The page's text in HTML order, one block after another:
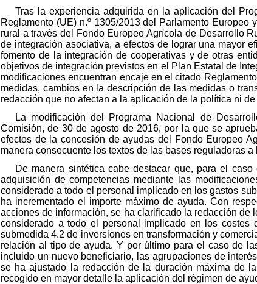
Tras la experiencia adquirida en la aplicación del
Reglamento (UE) n.º 1305/2013 del Parlamento
rural a través del Fondo Europeo Agrícola de Desarrollo
de integración asociativa, a efectos de lograr una mayor
fomento de la integración de cooperativas y de otras
objetivos de integración previstos en el Plan Estatal de
modificaciones encuentran encaje en el citado
medidas, cambios en la descripción de las medidas o
redacción que no afectan a la aplicación de la política ni
La modificación del Programa Nacional de
Comisión, de 30 de agosto de 2016, por la que se
efectos de la concesión de ayudas del Fondo Europeo
manera consecuente los textos de las bases reguladoras
De manera sintética cabe destacar que, para el
adquisición de competencias mediante las
considerado a todo el personal implicado en los gastos
ha incrementado el importe máximo de ayuda. Con
acciones de información, se ha clarificado la redacción
considerado a todo el personal implicado en los costes
submedida 4.2 de inversiones en transformación y
relación al tipo de ayuda. Y por último para el caso de
incluido un nuevo beneficiario, las agrupaciones de
se ha ajustado la redacción de la duración máxima de
recogido en mayor detalle la aplicación del régimen de